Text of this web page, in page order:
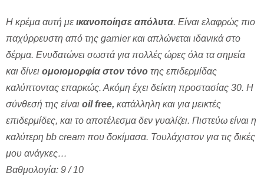
Η κρέμα αυτή με ικανοποίησε απόλυτα. Είναι ελαφρώς πιο
παχύρρευστη από της garnier και απλώνεται ιδανικά στο
δέρμα. Ενυδατώνει σωστά για πολλές ώρες όλα τα σημεία
και δίνει ομοιομορφία στον τόνο της επιδερμίδας
καλύπτοντας επαρκώς. Ακόμη έχει δείκτη προστασίας 30. Η
σύνθεσή της είναι oil free, κατάλληλη και για μεικτές
επιδερμίδες, και το αποτέλεσμα δεν γυαλίζει. Πιστεύω είναι η
καλύτερη bb cream που δοκίμασα. Τουλάχιστον για τις δικές
μου ανάγκες…
Βαθμολογία: 9 / 10